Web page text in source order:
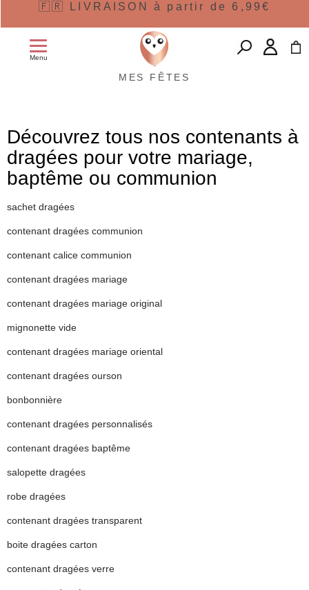
🇫🇷 LIVRAISON à partir de 6,99€
Menu
MES FÊTES
Découvrez tous nos contenants à
dragées pour votre mariage,
baptême ou communion
sachet dragées
contenant dragées communion
contenant calice communion
contenant dragées mariage
contenant dragées mariage original
mignonette vide
contenant dragées mariage oriental
contenant dragées ourson
bonbonnière
contenant dragées personnalisés
contenant dragées baptême
salopette dragées
robe dragées
contenant dragées transparent
boite dragées carton
contenant dragées verre